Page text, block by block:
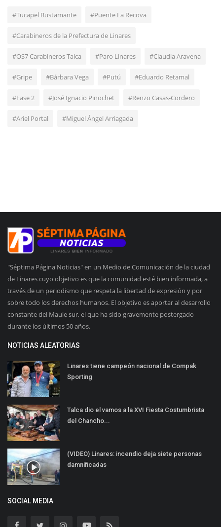
#Tucapel Bustamante #Puente La Recova
#Carabineros de la Prefectura de Linares
#OS7 Carabineros Talca #Paro Linares #Claudia Aravena
#Gripe #Bárbara Vega #Putú #Eduardo Retamal
#Fase 2 #José Ignacio Pinochet #Renzo Casas-Cordero
#Ariel Portal #Miguel Ángel Arriagada
"Séptima Página Noticias" en un Medio de Comunicación de la ciudad
de Linares cuyo objetivo es que la comunidad esté bien informada, a
través de un periodismo que respeta la libertad de expresión y por
sobre todo los derechos humanos. El objetivo es aportar al desarrollo
constante del Maule sur, el que ha sido gravemente postergado
durante los últimos 50 años.
NOTICIAS ALEATORIAS
Linares tiene campeón nacional de Compak
Sporting
Talca dio el vamos a la XVI Fiesta Costumbrista
del Chancho...
(VIDEO) Linares: incendio deja siete personas
damnificadas
SOCIAL MEDIA